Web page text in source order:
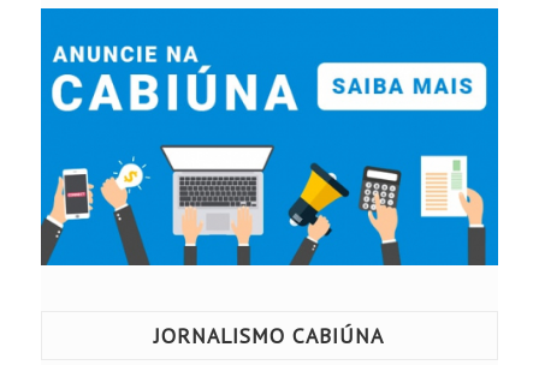
JORNALISMO CABIÚNA